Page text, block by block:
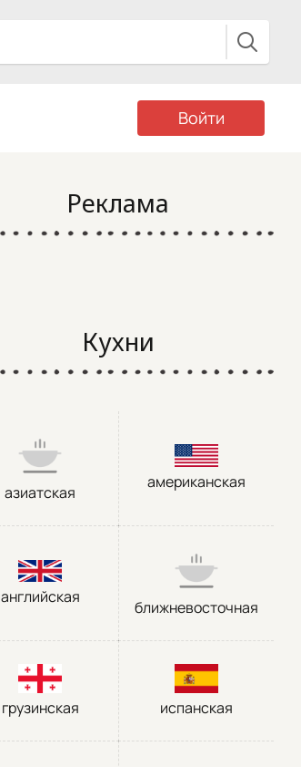
Войти
Реклама
Кухни
азиатская
американская
английская
ближневосточная
грузинская испанская